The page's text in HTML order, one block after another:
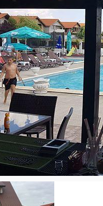
auto
biciclete
vehicule electrice